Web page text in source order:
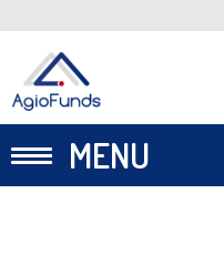
MENU